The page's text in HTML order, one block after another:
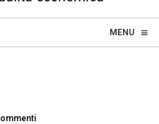
MENU ≡
☰